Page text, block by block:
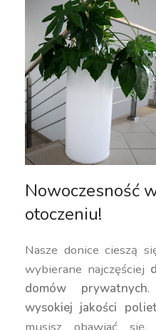
Nowoczesność
otoczeniu!
Nasze donice cieszą
wybierane najczęściej
domów prywatnych.
wysokiej jakości